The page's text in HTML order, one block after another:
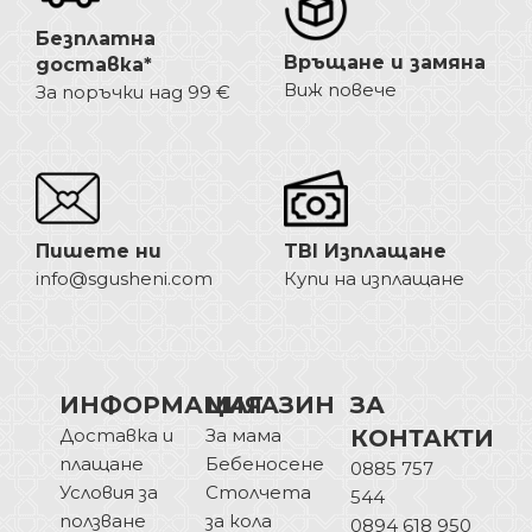
Безплатна
доставка*
За поръчки над 99 €
Връщане и замяна
Виж повече
Пишете ни
info@sgusheni.com
TBI Изплащане
Купи на изплащане
ИНФОРМАЦИЯ
Доставка и
плащане
Условия за
ползване
МАГАЗИН
За мама
Бебеносене
Столчета
за кола
ЗА
КОНТАКТИ
0885 757
544
0894 618 950